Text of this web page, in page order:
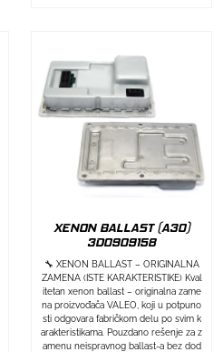
XENON BALLAST (A30)
3D0909158
🔧 XENON BALLAST – ORIGINALNA
ZAMENA (ISTE KARAKTERISTIKE) Kval
itetan xenon ballast – originalna zame
na proizvođača VALEO, koji u potpuno
sti odgovara fabričkom delu po svim k
arakteristikama. Pouzdano rešenje za z
amenu neispravnog ballast-a bez dod